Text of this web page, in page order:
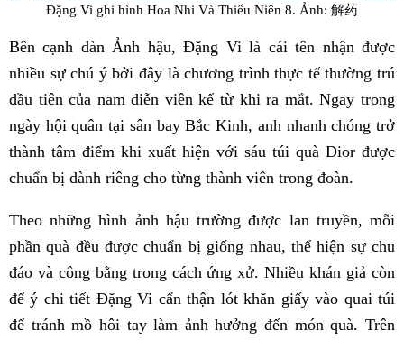
Đặng Vi ghi hình Hoa Nhi Và Thiếu Niên 8. Ảnh: 解药
Bên cạnh dàn Ảnh hậu, Đặng Vi là cái tên nhận được
nhiều sự chú ý bởi đây là chương trình thực tế thường trú
đầu tiên của nam diễn viên kể từ khi ra mắt. Ngay trong
ngày hội quân tại sân bay Bắc Kinh, anh nhanh chóng trở
thành tâm điểm khi xuất hiện với sáu túi quà Dior được
chuẩn bị dành riêng cho từng thành viên trong đoàn.
Theo những hình ảnh hậu trường được lan truyền, mỗi
phần quà đều được chuẩn bị giống nhau, thể hiện sự chu
đáo và công bằng trong cách ứng xử. Nhiều khán giả còn
để ý chi tiết Đặng Vi cẩn thận lót khăn giấy vào quai túi
để tránh mồ hôi tay làm ảnh hưởng đến món quà. Trên